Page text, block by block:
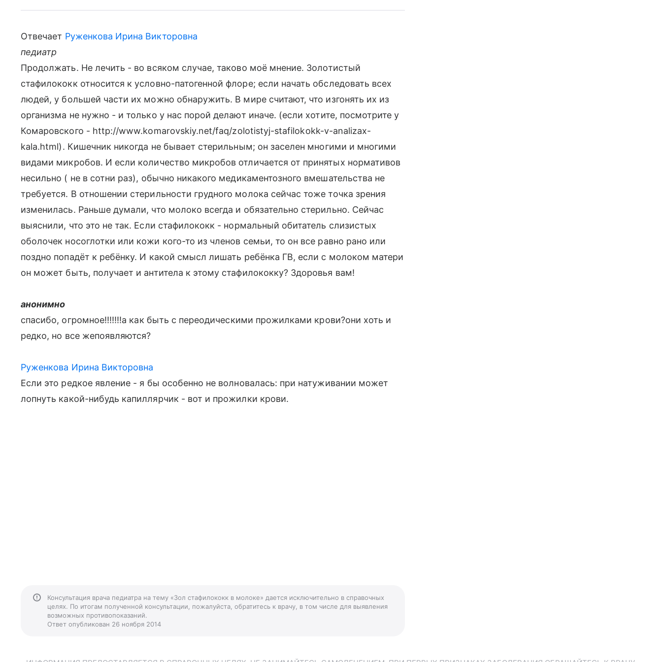
Отвечает Руженкова Ирина Викторовна
педиатр
Продолжать. Не лечить - во всяком случае, таково моё мнение. Золотистый
стафилококк относится к условно-патогенной флоре; если начать обследовать всех
людей, у большей части их можно обнаружить. В мире считают, что изгонять их из
организма не нужно - и только у нас порой делают иначе. (если хотите, посмотрите у
Комаровского - http://www.komarovskiy.net/faq/zolotistyj-stafilokokk-v-analizax-
kala.html). Кишечник никогда не бывает стерильным; он заселен многими и многими
видами микробов. И если количество микробов отличается от принятых нормативов
несильно ( не в сотни раз), обычно никакого медикаментозного вмешательства не
требуется. В отношении стерильности грудного молока сейчас тоже точка зрения
изменилась. Раньше думали, что молоко всегда и обязательно стерильно. Сейчас
выяснили, что это не так. Если стафилококк - нормальный обитатель слизистых
оболочек носоглотки или кожи кого-то из членов семьи, то он все равно рано или
поздно попадёт к ребёнку. И какой смысл лишать ребёнка ГВ, если с молоком матери
он может быть, получает и антитела к этому стафилококку? Здоровья вам!
анонимно
спасибо, огромное!!!!!!!а как быть с переодическими прожилками крови?они хоть и
редко, но все жепоявляются?
Руженкова Ирина Викторовна
Если это редкое явление - я бы особенно не волновалась: при натуживании может
лопнуть какой-нибудь капиллярчик - вот и прожилки крови.
Консультация врача педиатра на тему «Зол стафилококк в молоке» дается исключительно в справочных
целях. По итогам полученной консультации, пожалуйста, обратитесь к врачу, в том числе для выявления
возможных противопоказаний.
Ответ опубликован 26 ноября 2014